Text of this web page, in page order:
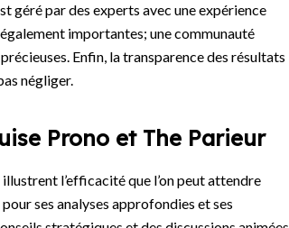
géré par des experts avec une expérience
importantes; une communauté
Enfin, la transparence des résultats
négliger.
Prono et The Parieur
l’efficacité que l’on peut attendre
ses analyses approfondies et ses